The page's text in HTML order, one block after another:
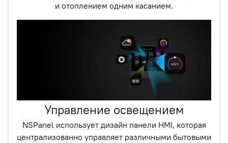
и отоплением одним касанием.
Управление освещением
NSPanel использует дизайн панели HMI, которая
централизованно управляет различными бытовыми